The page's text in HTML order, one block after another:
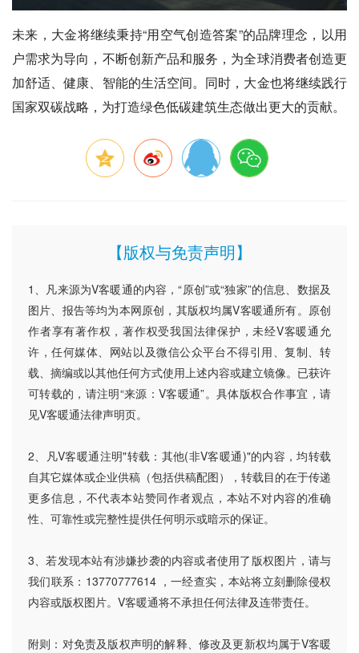
未来，大金将继续秉持“用空气创造答案”的品牌理念，以用
户需求为导向，不断创新产品和服务，为全球消费者创造更
加舒适、健康、智能的生活空间。同时，大金也将继续践行
国家双碳战略，为打造绿色低碳建筑生态做出更大的贡献。
【版权与免责声明】
1、凡来源为V客暖通的内容，“原创”或“独家”的信息、数据及
图片、报告等均为本网原创，其版权均属V客暖通所有。原创
作者享有著作权，著作权受我国法律保护，未经V客暖通允
许，任何媒体、网站以及微信公众平台不得引用、复制、转
载、摘编或以其他任何方式使用上述内容或建立镜像。已获许
可转载的，请注明“来源：V客暖通”。具体版权合作事宜，请
见V客暖通法律声明页。
2、凡V客暖通注明"转载：其他(非V客暖通)"的内容，均转载
自其它媒体或企业供稿（包括供稿配图），转载目的在于传递
更多信息，不代表本站赞同作者观点，本站不对内容的准确
性、可靠性或完整性提供任何明示或暗示的保证。
3、若发现本站有涉嫌抄袭的内容或者使用了版权图片，请与
我们联系：13770777614 ，一经查实，本站将立刻删除侵权
内容或版权图片。V客暖通将不承担任何法律及连带责任。
附则：对免责及版权声明的解释、修改及更新权均属于V客暖